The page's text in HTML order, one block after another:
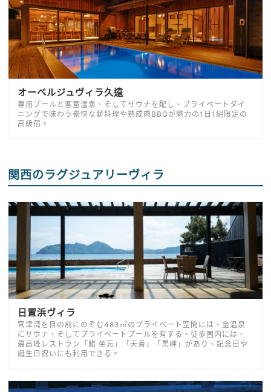
オーベルジュヴィラ久遠
専用プールと客室温泉、そしてサウナを配し、プライベートダイ
ニングで味わう豪快な薪料理や熟成肉BBQが魅力の1日1組限定の
高級宿。
関西のラグジュアリーヴィラ
日置浜ヴィラ
宮津湾を目の前にのぞむ483㎡のプライベート空間には、金温泉
にサウナ、そしてプライベートプールを有する。徒歩圏内には、
最高峰レストラン「鮨 坐忘」「天香」「黒岬」があり、記念日や
誕生日祝いにも利用できる。